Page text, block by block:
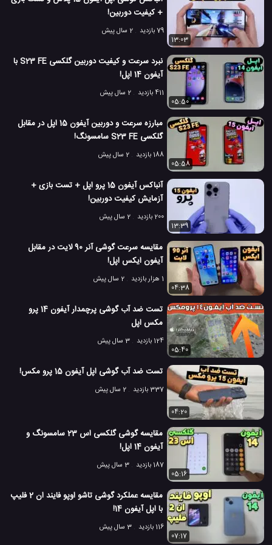
مقایسه موبایل
13.8 هزار بازدید
7 سال پیش تکنولوژی
+ کیفیت دوربین!
79 بازدید
2 سال پیش
13:03
نبرد سرعت و کیفیت دوربین گلکسی S23 FE با
آیفون 14 اپل!
411 بازدید
2 سال پیش
05:50
مبارزه سرعت و دوربین آیفون 15 اپل در مقابل
گلکسی S23 FE سامسونگ!
188 بازدید
2 سال پیش
05:58
آنباکس آیفون 15 پرو اپل + تست بازی +
آزمایش کیفیت دوربین!
200 بازدید
2 سال پیش
13:39
مقایسه سرعت گوشی آنر 90 لایت در مقابل
آیفون ایکس اپل!
1 هزار بازدید
2 سال پیش
04:38
تست ضد آب گوشی پرچمدار آیفون 14 پرو
مکس اپل
124 بازدید
3 سال پیش
05:40
تست ضد آب گوشی اپل آیفون 15 پرو مکس!
337 بازدید 2 سال پیش
04:20
مقایسه گوشی گلکسی اس 23 سامسونگ و
آیفون 14 اپل!
187 بازدید
3 سال پیش
05:16
مقایسه عملکرد گوشی تاشو اوپو فایند ان 2 فلیپ
با اپل آیفون 14!
116 بازدید
3 سال پیش
07:17